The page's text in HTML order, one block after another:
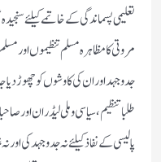
تعلیمی پسماندگی کے خاتمے کیلئے
مروتی کا مظاہرہ مسلم تنظیموں اور
جدو جہد اور ان کی کاوشوں کو چھوڑ
طلبا تنظیم، سیاسی و ملی لیڈران اور
پالیسی کے نفاذ کیلئے نہ جد وجہد کی